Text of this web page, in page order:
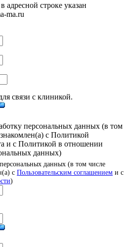
адресной строке указан
ma.ru
связи с клиникой.
персональных данных (в том
с Политикой
и с Политикой в отношении
данных)
данных (в том числе
с Пользовательским соглашением и с
)